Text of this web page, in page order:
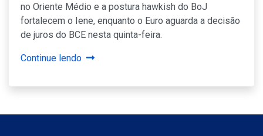
no Oriente Médio e a postura hawkish do BoJ
fortalecem o Iene, enquanto o Euro aguarda a decisão
de juros do BCE nesta quinta-feira.
Continue lendo